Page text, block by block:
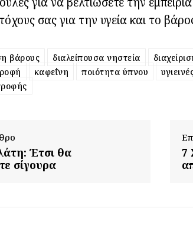
σας για την υγεία και το
βάρους διαλείπουσα νηστεία
καφεΐνη ποιότητα ύπνου
Έτσι θα
σίγουρα
7